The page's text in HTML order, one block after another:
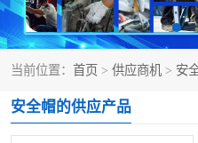
当前位置： 首页 > 供应商机 > 安
安全帽的供应产品